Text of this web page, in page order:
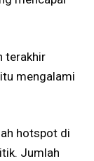
terakhir
mengalami
hotspot di
Jumlah